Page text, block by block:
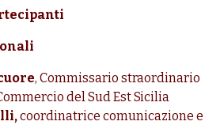
, Commissario straordinario
del Sud Est Sicilia
coordinatrice comunicazione e